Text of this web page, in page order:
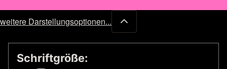
weitere Darstellungsoptionen...
Schriftgröße: